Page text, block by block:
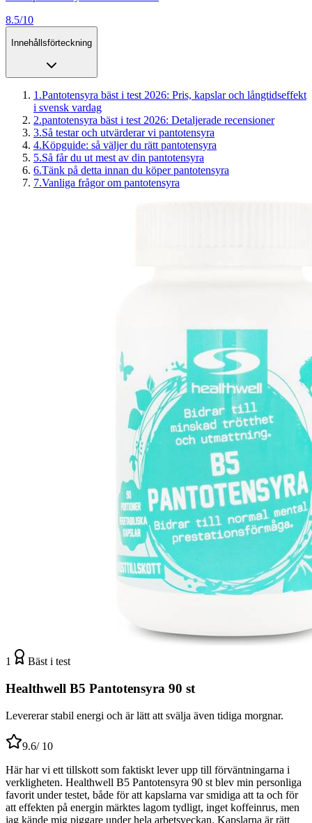
8.5/10
Innehållsförteckning
1 .Pantotensyra bäst i test 2026: Pris, kapslar och långtidseffekt
i svensk vardag
2.pantotensyra bäst i test 2026: Detaljerade recensioner
3.Så testar och utvärderar vi pantotensyra
4.Köpguide: så väljer du rätt pantotensyra
5.Så får du ut mest av din pantotensyra
6.Tänk på detta innan du köper pantotensyra
7.Vanliga frågor om pantotensyra
1 Bäst i test
Healthwell B5 Pantotensyra 90 st
Levererar stabil energi och är lätt att svälja även tidiga morgnar.
9.6/ 10
Här har vi ett tillskott som faktiskt lever upp till förväntningarna i
verkligheten. Healthwell B5 Pantotensyra 90 st blev min personliga
favorit under testet, både för att kapslarna var smidiga att ta och för
att effekten på energin märktes lagom tydligt, inget koffeinrus, men
jag kände mig piggare under hela arbetsveckan. Kapslarna är rätt